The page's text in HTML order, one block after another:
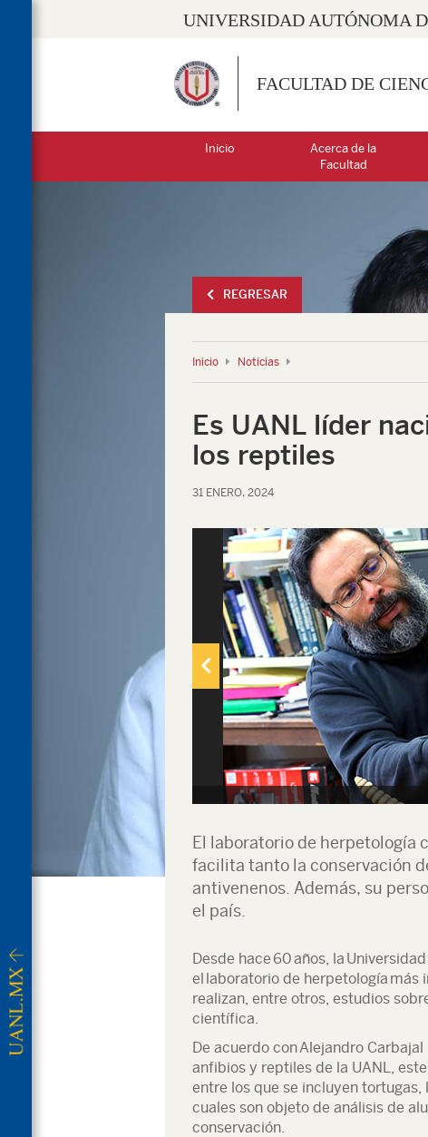
UNIVERSIDAD AUTÓNOMA
FACULTAD DE
Inicio
Acerca de la
Facultad
REGRESAR
Inicio Noticias
Es UANL líder
los reptiles
31 ENERO, 2024
El laboratorio de herpetología
facilita tanto la conservación
antivenenos. Además, su
el país.
Desde hace 60 años, la
el laboratorio de herpetología más
realizan, entre otros, estudios
científica.
De acuerdo con Alejandro
anfibios y reptiles de la UANL,
entre los que se incluyen
cuales son objeto de análisis de
conservación.